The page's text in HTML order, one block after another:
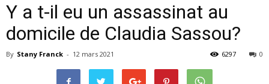
Y a t-il eu un assassinat au
domicile de Claudia Sassou?
By Stany Franck - 12 mars 2021 0
6297